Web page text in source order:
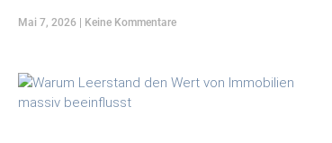
Mai 7, 2026 Keine Kommentare